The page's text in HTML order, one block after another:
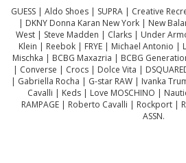
GUESS | Aldo Shoes | SUPRA | Creative
| DKNY Donna Karan New York | New
West | Steve Madden | Clarks | Under
Klein | Reebok | FRYE | Michael Antonio
Mischka | BCBG Maxazria | BCBG
| Converse | Crocs | Dolce Vita |
| Gabriella Rocha | G-star RAW | Ivanka
Cavalli | Keds | Love MOSCHINO |
RAMPAGE | Roberto Cavalli | Rockport |
ASSN.